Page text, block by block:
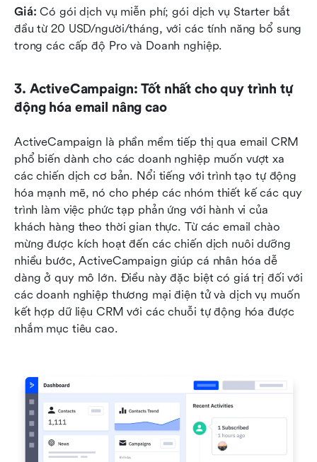
Giá: Có gói dịch vụ miễn phí; gói dịch vụ Starter bắt
đầu từ 20 USD/người/tháng, với các tính năng bổ sung
trong các cấp độ Pro và Doanh nghiệp.
3. ActiveCampaign: Tốt nhất cho quy trình tự
động hóa email nâng cao
ActiveCampaign là phần mềm tiếp thị qua email CRM
phổ biến dành cho các doanh nghiệp muốn vượt xa
các chiến dịch cơ bản. Nổi tiếng với trình tạo tự động
hóa mạnh mẽ, nó cho phép các nhóm thiết kế các quy
trình làm việc phức tạp phản ứng với hành vi của
khách hàng theo thời gian thực. Từ các email chào
mừng được kích hoạt đến các chiến dịch nuôi dưỡng
nhiều bước, ActiveCampaign giúp cá nhân hóa dễ
dàng ở quy mô lớn. Điều này đặc biệt có giá trị đối với
các doanh nghiệp thương mại điện tử và dịch vụ muốn
kết hợp dữ liệu CRM với các chuỗi tự động hóa được
nhắm mục tiêu cao.